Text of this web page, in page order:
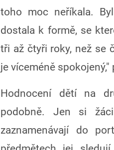
toho moc neříkala.
dostala k formě, se
tři až čtyři roky, než se
je víceméně
Hodnocení dětí na
podobně. Jen si
zaznamenávají do